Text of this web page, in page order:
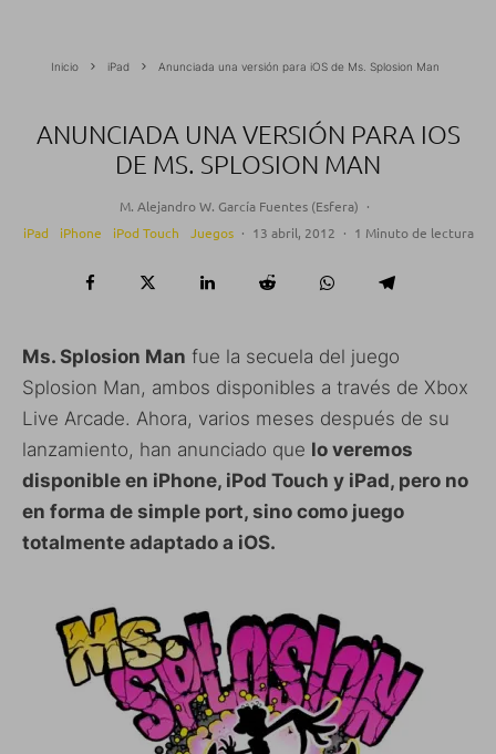
Inicio iPad Anunciada una versión para iOS de Ms. Splosion Man
ANUNCIADA UNA VERSIÓN PARA IOS
DE MS. SPLOSION MAN
M. Alejandro W. García Fuentes (Esfera) ·
iPad
iPhone iPod Touch Juegos · 13 abril, 2012 · 1 Minuto de lectura
Ms. Splosion Man fue la secuela del juego
Splosion Man, ambos disponibles a través de Xbox
Live Arcade. Ahora, varios meses después de su
lanzamiento, han anunciado que lo veremos
disponible en iPhone, iPod Touch y iPad, pero no
en forma de simple port, sino como juego
totalmente adaptado a iOS.